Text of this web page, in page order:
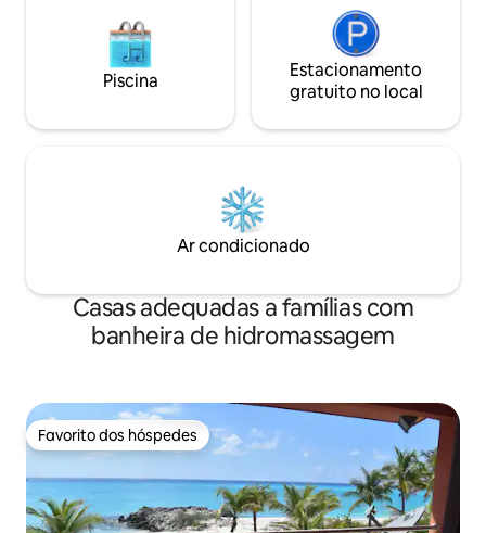
Piscina
Estacionamento
gratuito no local
Ar condicionado
Casas adequadas a famílias com
banheira de hidromassagem
Favorito dos hóspedes
Favorito dos hóspedes